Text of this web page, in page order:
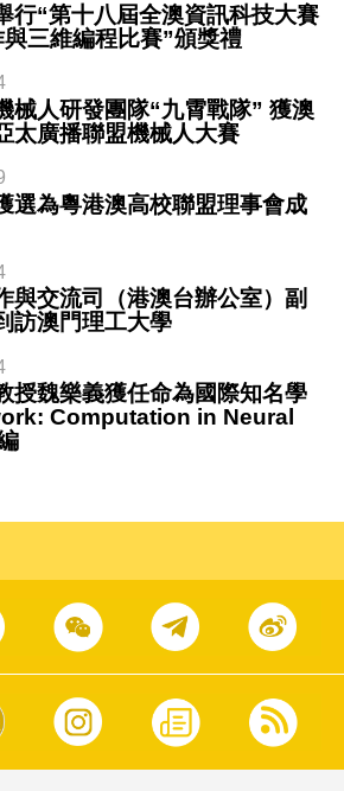
行“第十八屆全澳資訊科技大賽
三維編程比賽”頒獎禮
械人研發團隊“九霄戰隊” 獲澳
太廣播聯盟機械人大賽
選為粵港澳高校聯盟理事會成
與交流司（港澳台辦公室）副
訪澳門理工大學
授魏樂義獲任命為國際知名學
Computation in Neural